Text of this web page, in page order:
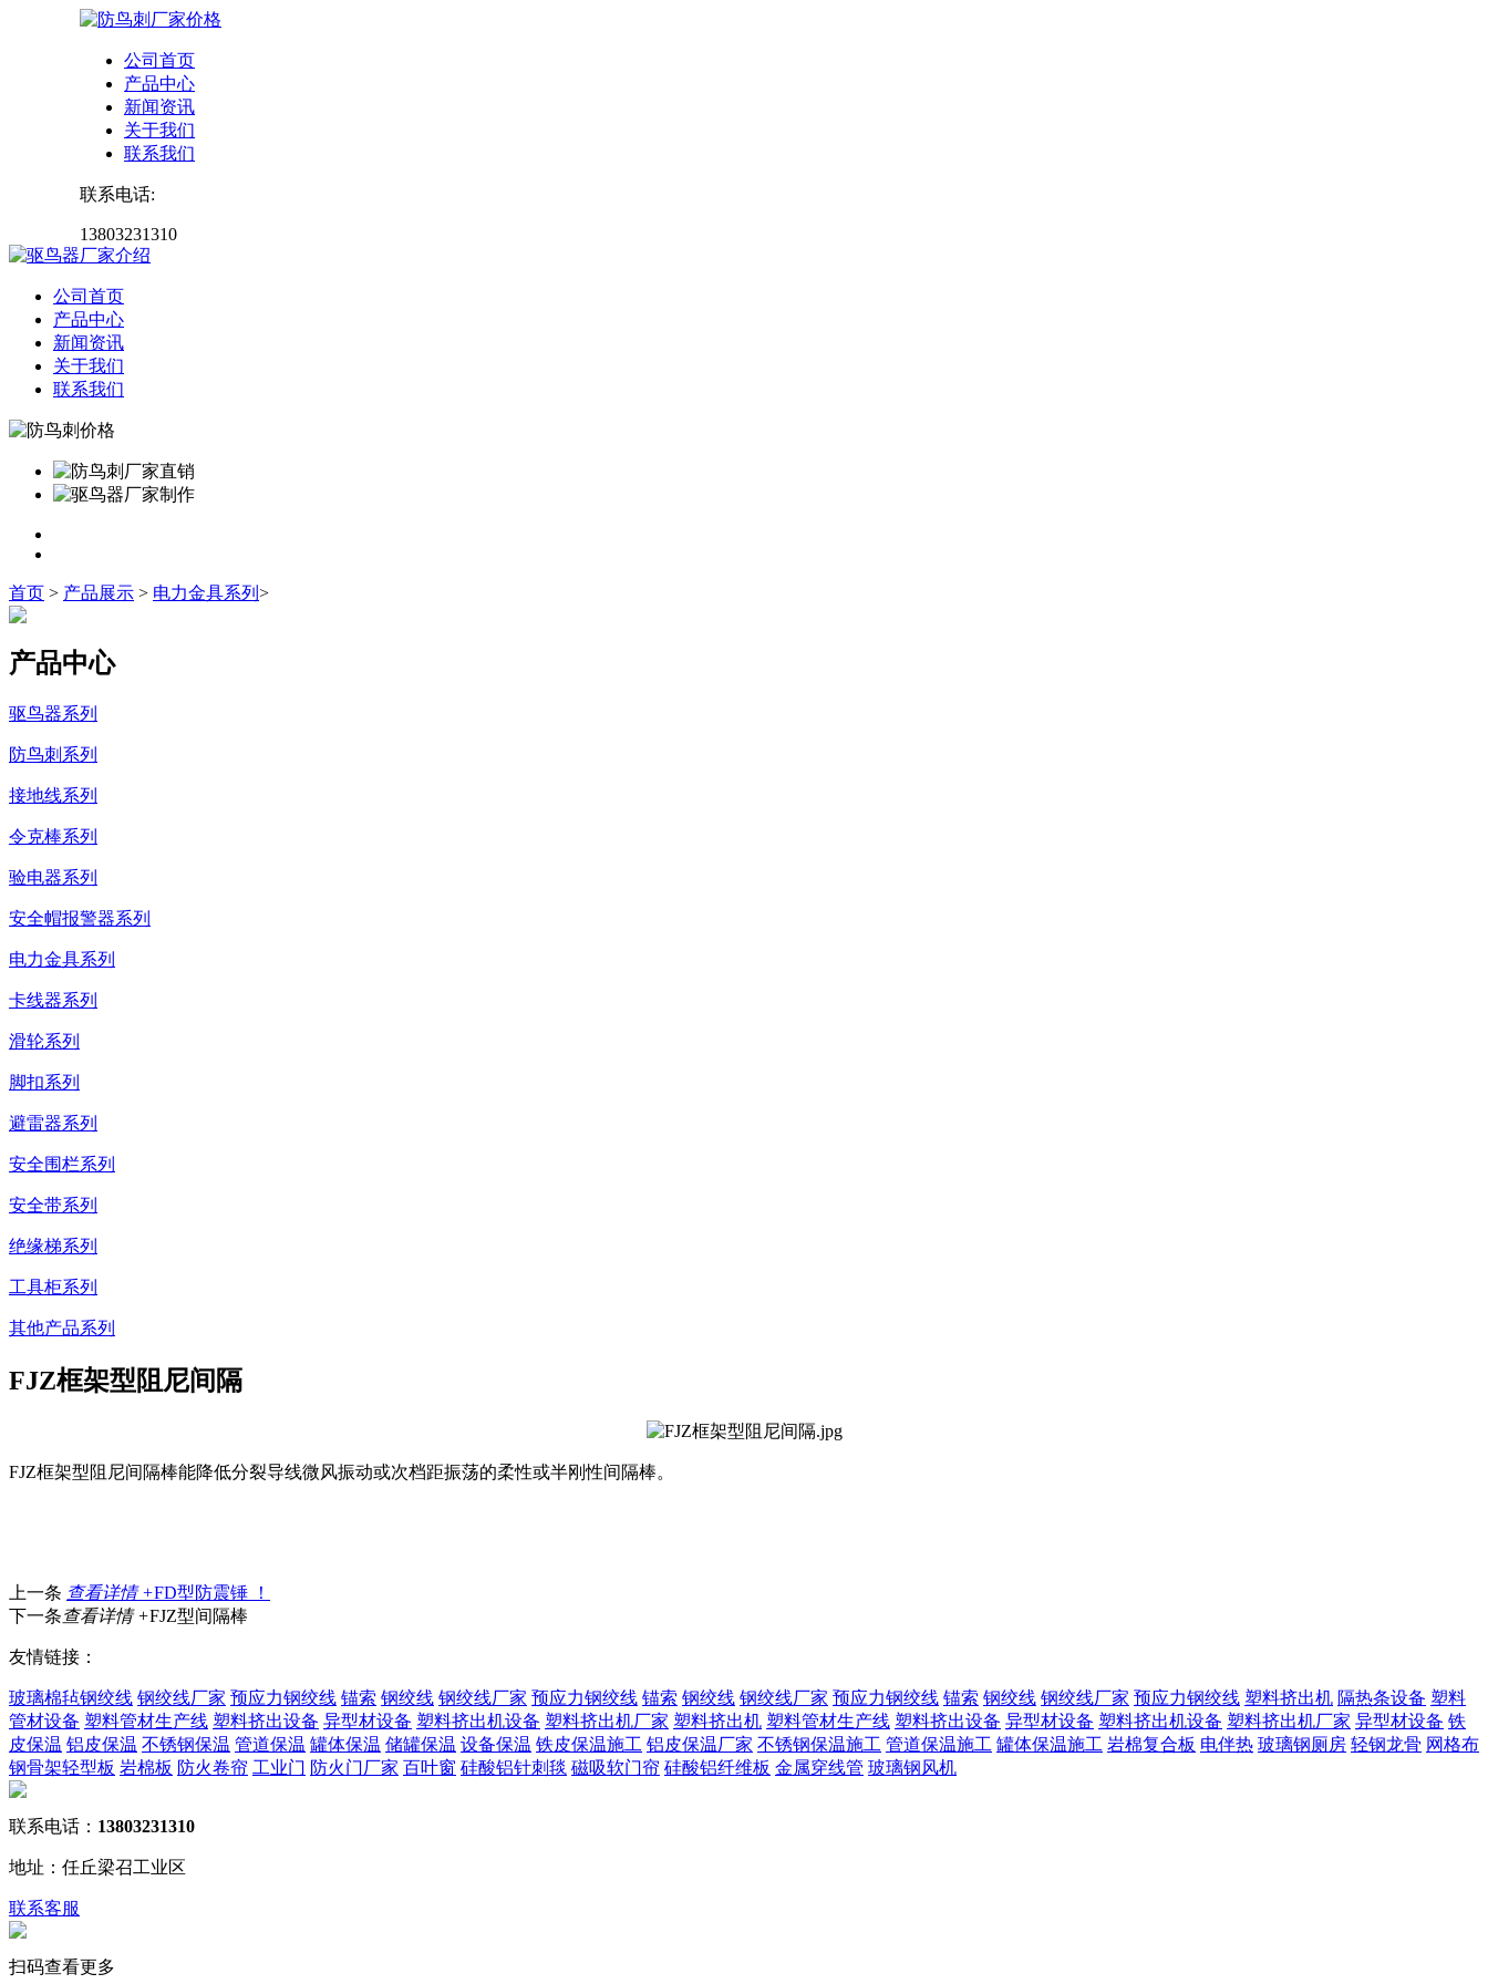
公司首页
产品中心
新闻资讯
关于我们
联系我们
联系电话:
13803231310
公司首页
产品中心
新闻资讯
关于我们
联系我们
首页 > 产品展示 > 电力金具系列 >
产品中心
驱鸟器系列
防鸟刺系列
接地线系列
令克棒系列
验电器系列
安全帽报警器系列
电力金具系列
卡线器系列
滑轮系列
脚扣系列
避雷器系列
安全围栏系列
安全带系列
绝缘梯系列
工具柜系列
其他产品系列
FJZ框架型阻尼间隔
FJZ框架型阻尼间隔棒能降低分裂导线微风振动或次档距振荡的柔性或半刚性间隔棒。
上一条 查看详情 +FD型防震锤 ！
下一条查看详情 +FJZ型间隔棒
友情链接：
玻璃棉毡钢绞线 钢绞线厂家 预应力钢绞线 锚索 钢绞线 钢绞线厂家 预应力钢绞线 锚索 钢绞线 钢绞线厂家 预应力钢绞线 锚索 钢绞线 钢绞线厂家 预应力钢绞线 塑料挤出机 隔热条设备 塑料
管材设备 塑料管材生产线 塑料挤出设备 异型材设备 塑料挤出机设备 塑料挤出机厂家 塑料挤出机 塑料管材生产线 塑料挤出设备 异型材设备 塑料挤出机设备 塑料挤出机厂家 异型材设备 铁
皮保温 铝皮保温 不锈钢保温 管道保温 罐体保温 储罐保温 设备保温 铁皮保温施工 铝皮保温厂家 不锈钢保温施工 管道保温施工 罐体保温施工 岩棉复合板 电伴热 玻璃钢厕房 轻钢龙骨 网格布
钢骨架轻型板 岩棉板 防火卷帘 工业门 防火门厂家 百叶窗 硅酸铝针刺毯 磁吸软门帘 硅酸铝纤维板 金属穿线管 玻璃钢风机
联系电话： 13803231310
地址：任丘梁召工业区
联系客服
扫码查看更多